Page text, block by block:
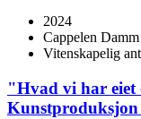
2024
Cappelen
Vitenskapelig
"Hvad vi har
Kunstproduksjon